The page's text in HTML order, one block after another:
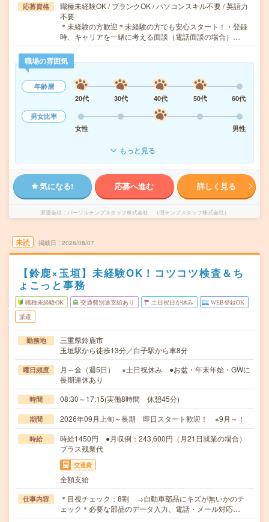
応募資格
職種未経験OK / ブランクOK / パソコンスキル不要 / 英語力
不要
＊未経験の方歓迎＊未経験の方でも安心スタート！・登録
時、キャリアを一緒に考える面談（電話面談の場合）…
職場の雰囲気
年齢層
20代
30代 40代 50代
60代
男女比率
女性
男性
もっと見る
気になる! 応募へ進む 詳しく見る
派遣会社 パーソルテンプスタッフ株式会社 （旧テンプスタッフ株式会社）
未読 掲載日 2026/08/07
【鈴鹿×玉垣】未経験OK！コツコツ検査＆ち
ょこっと事務
職種未経験OK 交通費別途支給あり 土日祝日が休み WEB登録OK
派遣
勤務地
三重県鈴鹿市
玉垣駅から徒歩13分／白子駅から車8分
曜日頻度
月～金（週5日） ※土日祝休み ●お盆・年末年始・GWに
長期連休あり
時間 08:30～17:15(実働8時間 休憩45分)
期間 2026年09月上旬～長期 即日スタート歓迎！ ※9月～！
時給
時給1450円 ●月収例：243,600円（月21日就業の場合）
プラス残業代
交通費
全額支給
仕事内容
＊目視チェック：8割 →自動車部品にキズが無いかのチ
ェック＊必要な部品のデータ入力、電話・メール対応…